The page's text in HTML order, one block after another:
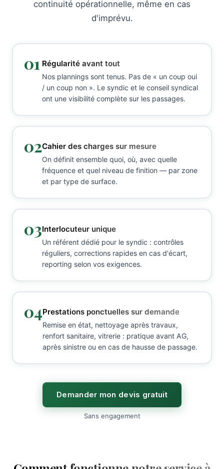
continuité opérationnelle, même en cas
d'imprévu.
01 Régularité avant tout
Nos plannings sont tenus. Pas de « un coup oui
/ un coup non ». Le syndic et le conseil syndical
ont une visibilité complète sur les passages.
02Cahier des charges sur mesure
On définit ensemble quoi, où, avec quelle
fréquence et quel niveau de finition — par zone
et par type de surface.
03Interlocuteur unique
Un référent dédié pour le syndic : contrôles
réguliers, corrections rapides en cas d'écart,
reporting selon vos exigences.
04Prestations ponctuelles sur demande
Remise en état, nettoyage après travaux,
renfort sanitaire, vitrerie : pratique avant AG,
après sinistre ou en cas de hausse de passage.
Demander mon devis gratuit
Sans engagement